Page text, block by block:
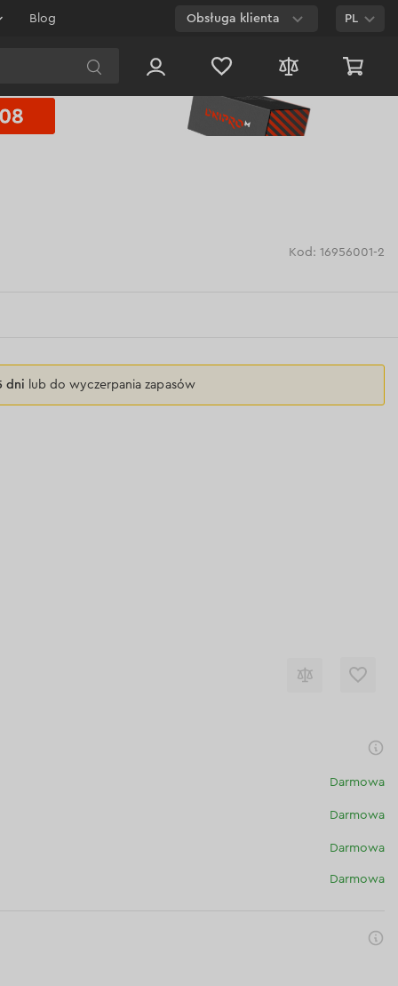
Blog Obsługa klienta
Czat na
stronie
PL
Kod: 16956001-2
dni lub do wyczerpania zapasów
Darmowa
Darmowa
Darmowa
Darmowa